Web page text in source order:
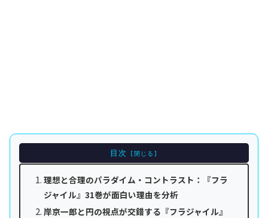
目次
理想と合理のパラダイム・コントラスト：『フラ
ジャイル』31巻が面白い理由を分析
岸京一郎と円の視点が交錯する『フラジャイル』